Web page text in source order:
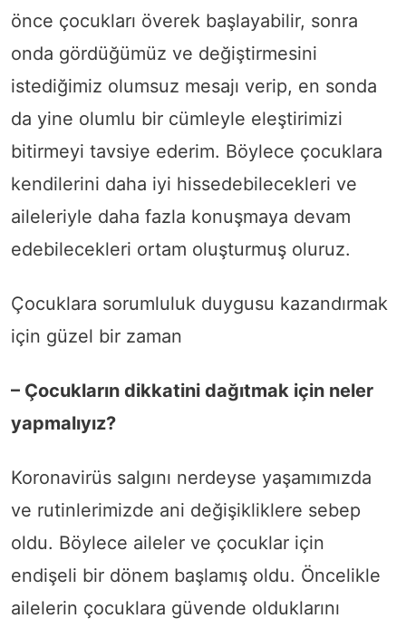
önce çocukları överek başlayabilir, sonra
onda gördüğümüz ve değiştirmesini
istediğimiz olumsuz mesajı verip, en sonda
da yine olumlu bir cümleyle eleştirimizi
bitirmeyi tavsiye ederim. Böylece çocuklara
kendilerini daha iyi hissedebilecekleri ve
aileleriyle daha fazla konuşmaya devam
edebilecekleri ortam oluşturmuş oluruz.
Çocuklara sorumluluk duygusu kazandırmak
için güzel bir zaman
– Çocukların dikkatini dağıtmak için neler
yapmalıyız?
Koronavirüs salgını nerdeyse yaşamımızda
ve rutinlerimizde ani değişikliklere sebep
oldu. Böylece aileler ve çocuklar için
endişeli bir dönem başlamış oldu. Öncelikle
ailelerin çocuklara güvende olduklarını